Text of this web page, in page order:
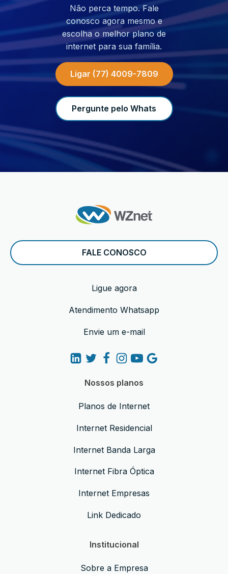
Não perca tempo. Fale
conosco agora mesmo e
escolha o melhor plano de
internet para sua família.
Ligar (77) 4009-7809
Pergunte pelo Whats
FALE CONOSCO
Ligue agora
Atendimento Whatsapp
Envie um e-mail
Nossos planos
Planos de Internet
Internet Residencial
Internet Banda Larga
Internet Fibra Óptica
Internet Empresas
Link Dedicado
Institucional
Sobre a Empresa